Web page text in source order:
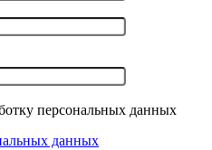
персональных данных
данных